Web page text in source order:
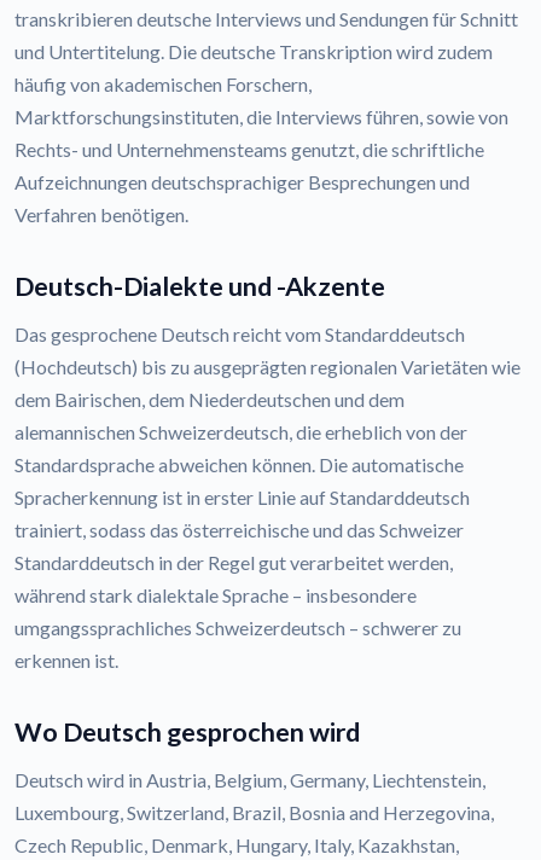
transkribieren deutsche Interviews und Sendungen für Schnitt
und Untertitelung. Die deutsche Transkription wird zudem
häufig von akademischen Forschern,
Marktforschungsinstituten, die Interviews führen, sowie von
Rechts- und Unternehmensteams genutzt, die schriftliche
Aufzeichnungen deutschsprachiger Besprechungen und
Verfahren benötigen.
Deutsch-Dialekte und -Akzente
Das gesprochene Deutsch reicht vom Standarddeutsch
(Hochdeutsch) bis zu ausgeprägten regionalen Varietäten wie
dem Bairischen, dem Niederdeutschen und dem
alemannischen Schweizerdeutsch, die erheblich von der
Standardsprache abweichen können. Die automatische
Spracherkennung ist in erster Linie auf Standarddeutsch
trainiert, sodass das österreichische und das Schweizer
Standarddeutsch in der Regel gut verarbeitet werden,
während stark dialektale Sprache – insbesondere
umgangssprachliches Schweizerdeutsch – schwerer zu
erkennen ist.
Wo Deutsch gesprochen wird
Deutsch wird in Austria, Belgium, Germany, Liechtenstein,
Luxembourg, Switzerland, Brazil, Bosnia and Herzegovina,
Czech Republic, Denmark, Hungary, Italy, Kazakhstan,